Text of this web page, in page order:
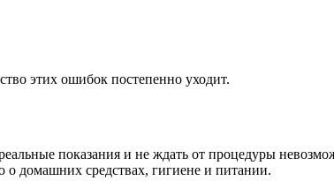
этих ошибок постепенно уходит.
показания и не ждать от процедуры
о домашних средствах, гигиене и питании.